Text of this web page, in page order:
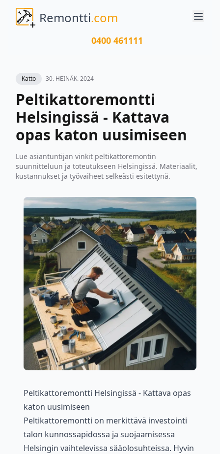
Remontti.com
0400 461111
Katto 30. HEINÄK. 2024
Peltikattoremontti
Helsingissä - Kattava
opas katon uusimiseen
Lue asiantuntijan vinkit peltikattoremontin
suunnitteluun ja toteutukseen Helsingissä. Materiaalit,
kustannukset ja työvaiheet selkeästi esitettynä.
Peltikattoremontti Helsingissä - Kattava opas
katon uusimiseen
Peltikattoremontti on merkittävä investointi
talon kunnossapidossa ja suojaamisessa
Helsingin vaihtelevissa sääolosuhteissa. Hyvin